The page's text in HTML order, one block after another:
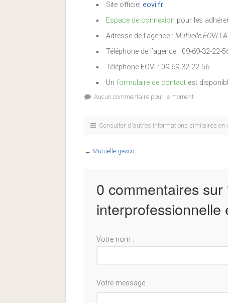
Site officieleovi.fr
Espace de connexion pour les
Adresse de l’agence :Mutuelle EOVI
Téléphone de l’agence : 09-69-32-22-
Téléphone EOVI : 09-69-32-22-56
Un formulaire de contact est
Aucun commentaire pour le moment
Consulter d'autres informations similaires en
← Mutuelle gesco
0 commentaires sur
interprofessionnelle
Votre nom :
Votre message :